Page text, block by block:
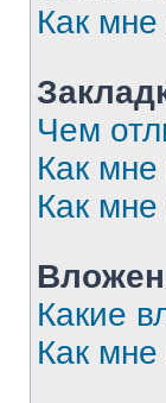
Как
Чем
Как
Как мне
Какие
Как